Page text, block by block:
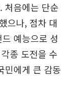
처음에는 단순
으나, 점차 대
예능으로 성
종 도전을 수
민에게 큰 감동